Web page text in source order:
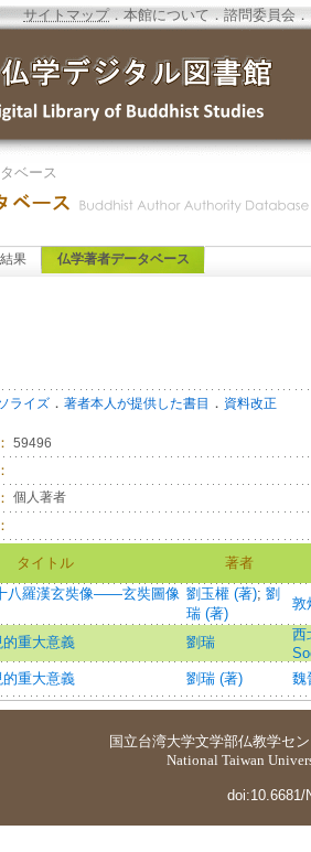
サイトマップ．本館について ．諮問委員会 ．
ベース
果 仏学著者データベース
ライズ ． 著者本人が提供した書目 ． 資料改正
59496
個人著者
タイトル
著者
八羅漢玄奘像——玄奘圖像 劉玉權 (著); 劉
瑞 (著)
敦
重大意義 劉瑞
西
重大意義
劉瑞 (著) 魏
国立台湾大学文学部仏教学セ
National Taiwan
doi:10.6681/